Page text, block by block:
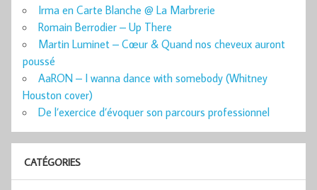
Irma en Carte Blanche @ La Marbrerie
Romain Berrodier – Up There
Martin Luminet – Cœur & Quand nos cheveux auront
poussé
AaRON – I wanna dance with somebody (Whitney
Houston cover)
De l’exercice d’évoquer son parcours professionnel
CATÉGORIES